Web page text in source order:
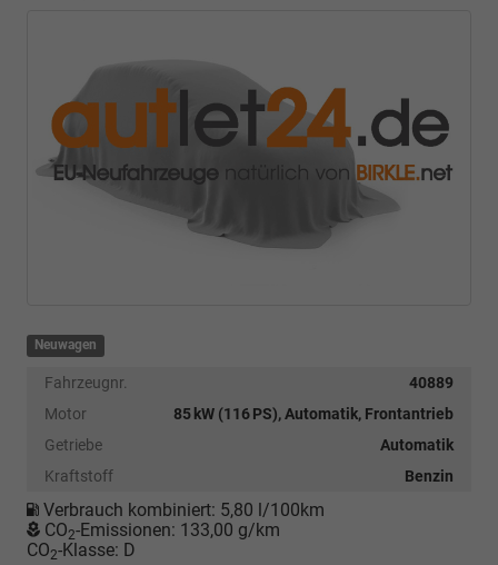
Neuwagen
Fahrzeugnr.
40889
Motor
85 kW (116 PS), Automatik, Frontantrieb
Getriebe
Automatik
Kraftstoff
Benzin
Verbrauch kombiniert: 5,80 l/100km
CO2-Emissionen: 133,00 g/km
CO2-Klasse: D